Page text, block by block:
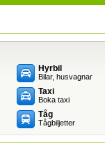
Hyrbil
Bilar, husvagnar
Taxi
Boka taxi
Tåg
Tågbiljetter